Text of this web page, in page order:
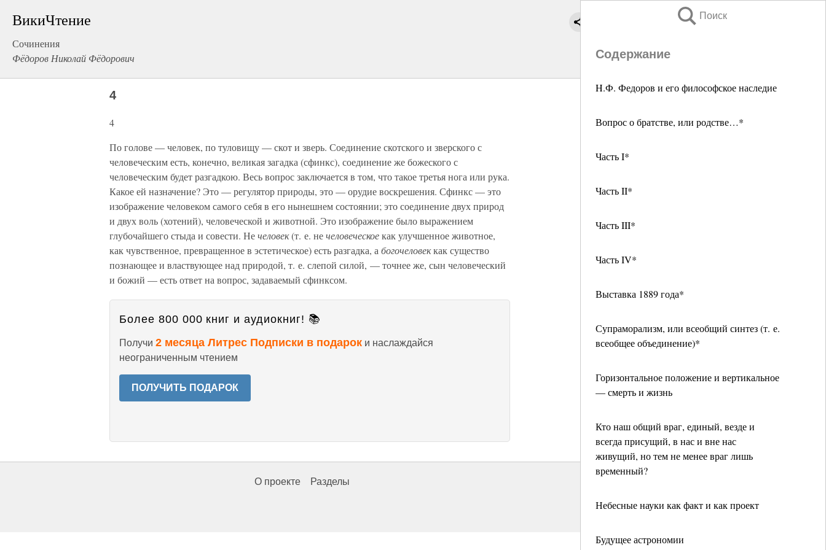
ВикиЧтение
Сочинения
Фёдоров Николай Фёдорович
Поиск
Содержание
H.Ф. Федоров и его философское наследие
Вопрос о братстве, или родстве…*
Часть I*
Часть II*
Часть III*
Часть IV*
Выставка 1889 года*
Супраморализм, или всеобщий синтез (т. е.
всеобщее объединение)*
Горизонтальное положение и вертикальное
— смерть и жизнь
Кто наш общий враг, единый, везде и
всегда присущий, в нас и вне нас
живущий, но тем не менее враг лишь
временный?
Небесные науки как факт и как проект
Будущее астрономии
4
4
По голове — человек, по туловищу — скот и зверь. Соединение скотского и зверского с
человеческим есть, конечно, великая загадка (сфинкс), соединение же божеского с
человеческим будет разгадкою. Весь вопрос заключается в том, что такое третья нога или рука.
Какое ей назначение? Это — регулятор природы, это — орудие воскрешения. Сфинкс — это
изображение человеком самого себя в его нынешнем состоянии; это соединение двух природ
и двух воль (хотений), человеческой и животной. Это изображение было выражением
глубочайшего стыда и совести. Нечеловек(т. е. нечеловеческоекак улучшенное животное,
как чувственное, превращенное в эстетическое) есть разгадка, а богочеловеккак существо
познающее и властвующее над природой, т. е. слепой силой, — точнее же, сын человеческий
и божий — есть ответ на вопрос, задаваемый сфинксом.
Более 800 000 книг и аудиокниг! 📚
Получи 2 месяца Литрес Подписки в подарок и наслаждайся
неограниченным чтением
ПОЛУЧИТЬ ПОДАРОК
О проекте Разделы